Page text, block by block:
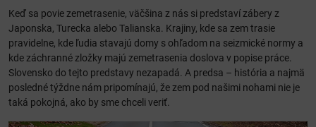
Keď sa povie zemetrasenie, väčšina z nás si predstaví zábery z
Japonska, Turecka alebo Talianska. Krajiny, kde sa zem trasie
pravidelne, kde ľudia stavajú domy s ohľadom na seizmické normy a
kde záchranné zložky majú zemetrasenia doslova v popise práce.
Slovensko do tejto predstavy nezapadá. A predsa – história a najmä
posledné týždne nám pripomínajú, že zem pod našimi nohami nie je
taká pokojná, ako by sme chceli veriť.